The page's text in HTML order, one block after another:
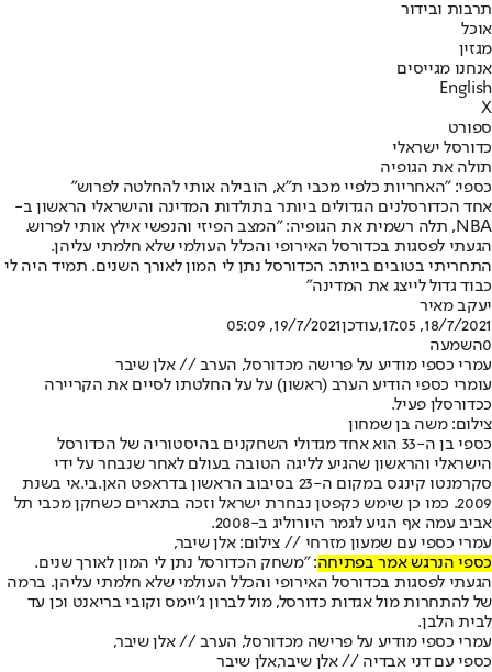
תרבות ובידור
אוכל
מגזין
אנחנו מגייסים
English
X
ספורט
כדורסל ישראלי
תולה את הגופיה
כספי: "האחריות כלפיי מכבי ת"א, הובילה אותי להחלטה לפרוש"
אחד הכדורסלנים הגדולים ביותר בתולדות המדינה והישראלי הראשון ב-
NBA, תלה רשמית את הגופיה: "המצב הפיזי והנפשי אילץ אותי לפרוש.
הגעתי לפסגות בכדורסל האירופי והכלל העולמי שלא חלמתי עליהן.
התחריתי בטובים ביותר. הכדורסל נתן לי המון לאורך השנים. תמיד היה לי
כבוד גדול לייצג את המדינה"
יעקב מאיר
18/7/2021, 17:05
,עודכן19/7/2021, 05:09
0השמעה
עמרי כספי מודיע על פרישה מכדורסל, הערב // אלן שיבר
עומרי כספי הודיע הערב (ראשון) על על החלטתו לסיים את הקריירה
ככדורסלן פעיל.
צילום: משה בן שמחון
כספי בן ה-33 הוא אחד מגדולי השחקנים בהיסטוריה של הכדורסל
הישראלי והראשון שהגיע לליגה הטובה בעולם לאחר שנבחר על ידי
סקרמנטו קינגס במקום ה-23 בסיבוב הראשון בדראפט האן.בי.אי בשנת
2009. כמו כן שימש כקפטן נבחרת ישראל וזכה בתארים כשחקן מכבי תל
אביב עמה אף הגיע לגמר היורוליג ב-2008.
עמרי כספי עם שמעון מזרחי // צילום: אלן שיבר,
כספי הנרגש אמר בפתיחה: "משחק הכדורסל נתן לי המון לאורך שנים.
הגעתי לפסגות בכדורסל האירופי והכלל העולמי שלא חלמתי עליהן. ברמה
של להתחרות מול אגדות כדורסל, מול לברון ג'יימס וקובי בריאנט וכן עד
לבית הלבן.
עמרי כספי מודיע על פרישה מכדורסל, הערב // אלן שיבר,
כספי עם דני אבדיה // אלן שיבר,אלן שיבר